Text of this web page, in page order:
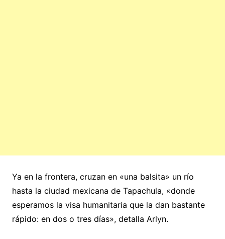
Ya en la frontera, cruzan en «una balsita» un río
hasta la ciudad mexicana de Tapachula, «donde
esperamos la visa humanitaria que la dan bastante
rápido: en dos o tres días», detalla Arlyn.